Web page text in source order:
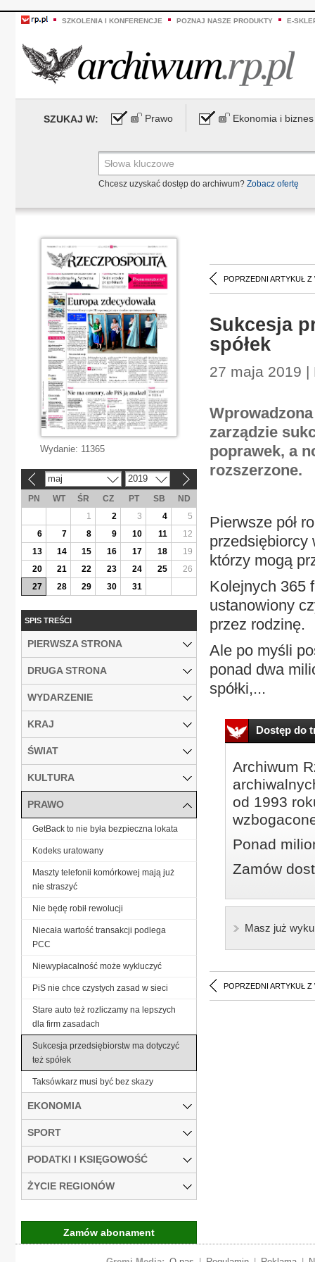
SZKOLENIA I KONFERENCJE POZNAJ NASZE PRODUKTY E-
SZUKAJ W: Prawo Ekonomia i biznes
Chcesz uzyskać dostęp do archiwum? Zobacz ofertę
POPRZEDNI ARTYKUŁ Z
Sukcesja
spółek
27 maja 2019 |
zarządzie
poprawek, a
rozszerzone.
Pierwsze pół
przedsiębiorcy
którzy mogą
Kolejnych 365
ustanowiony
przez rodzinę.
Ale po myśli
ponad dwa
spółki,...
Dostęp do
Archiwum
od 1993
Ponad
Zamów
Masz już
POPRZEDNI ARTYKUŁ Z
Wydanie: 11365
maj 2019
PN WT ŚR CZ PT SB
ND
1
2 3 4
5
6
7 8 9 10 11
12
13
14 15 16 17 18
19
20
21 22 23 24 25
26
27
28 29 30 31
SPIS TREŚCI
PIERWSZA STRONA
DRUGA STRONA
WYDARZENIE
KRAJ
ŚWIAT
KULTURA
PRAWO
GetBack to nie była bezpieczna lokata
Kodeks uratowany
Maszty telefonii komórkowej mają już
nie straszyć
Nie będę robił rewolucji
Niecała wartość transakcji podlega
PCC
Niewypłacalność może wykluczyć
PiS nie chce czystych zasad w sieci
Stare auto też rozliczamy na lepszych
dla firm zasadach
Sukcesja przedsiębiorstw ma dotyczyć
też spółek
Taksówkarz musi być bez skazy
EKONOMIA
SPORT
PODATKI I KSIĘGOWOŚĆ
ŻYCIE REGIONÓW
Zamów abonament